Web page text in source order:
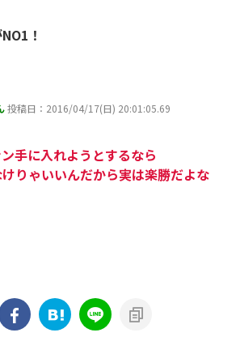
！
投稿日：2016/04/17(日) 20:01:05.69
手に入れようとするなら
りゃいいんだから実は楽勝だよな